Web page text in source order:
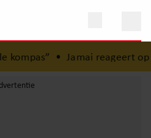
•Jamai reageert op